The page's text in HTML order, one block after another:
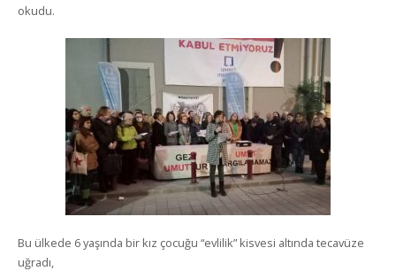
okudu.
Bu ülkede 6 yaşında bir kız çocuğu “evlilik” kisvesi altında tecavüze
uğradı,